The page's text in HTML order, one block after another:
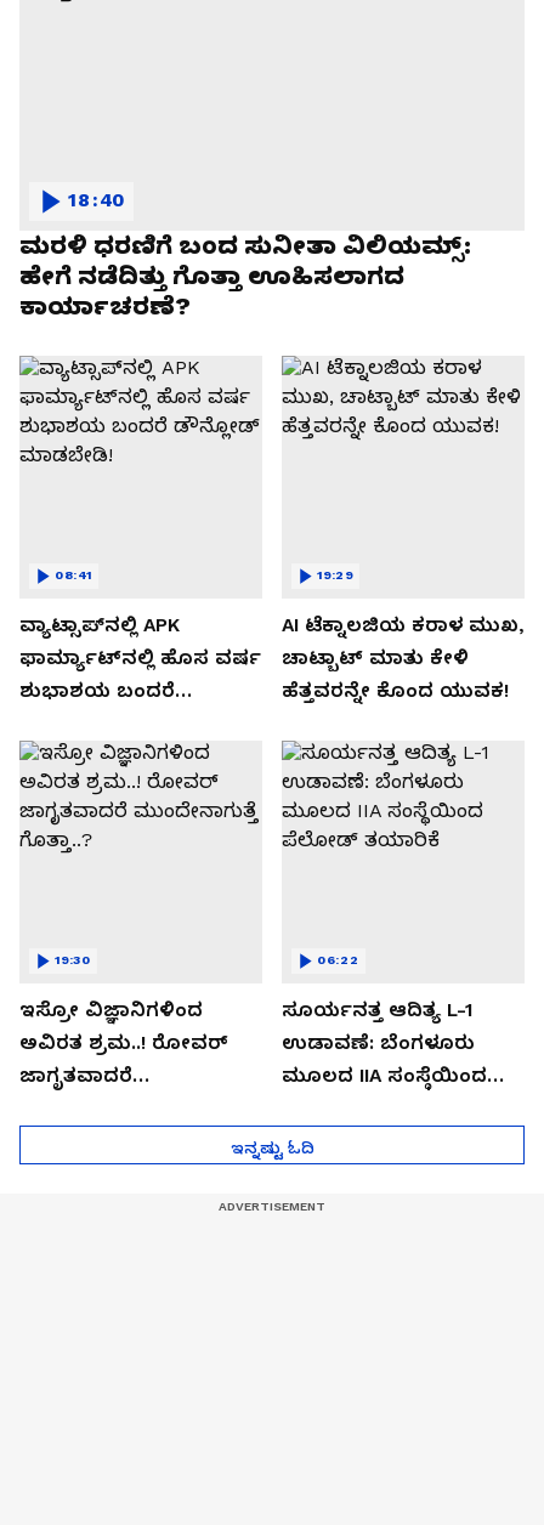
ಮರಳಿ ಧರಣಿಗೆ ಬಂದ ಸುನೀತಾ ವಿಲಿಯಮ್ಸ್:
ಹೇಗೆ ನಡೆದಿತ್ತು ಗೊತ್ತಾ ಊಹಿಸಲಾಗದ
ಕಾರ್ಯಾಚರಣೆ?
18:40
ವ್ಯಾಟ್ಸಾಪ್‌ನಲ್ಲಿ APK
ಫಾರ್ಮ್ಯಾಟ್‌ನಲ್ಲಿ ಹೊಸ ವರ್ಷ
ಶುಭಾಶಯ ಬಂದರೆ
08:41
AI ಟೆಕ್ನಾಲಜಿಯ ಕರಾಳ ಮುಖ,
ಚಾಟ್ಬಾಟ್ ಮಾತು ಕೇಳಿ
ಹೆತ್ತವರನ್ನೇ ಕೊಂದ ಯುವಕ!
19:29
ಇಸ್ರೋ ವಿಜ್ಞಾನಿಗಳಿಂದ
ಅವಿರತ ಶ್ರಮ..! ರೋವರ್
ಜಾಗೃತವಾದರೆ
19:30
ಸೂರ್ಯನತ್ತ ಆದಿತ್ಯ L-1
ಉಡಾವಣೆ: ಬೆಂಗಳೂರು
ಮೂಲದ IIA ಸಂಸ್ಥೆಯಿಂದ
06:22
ಇನ್ನಷ್ಟು ಓದಿ